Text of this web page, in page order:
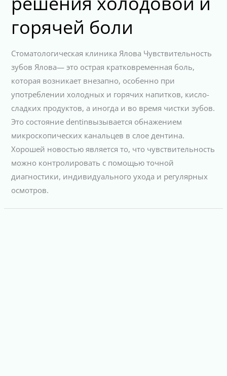
горячей боли
Стоматологическая клиника Ялова Чувствительность
зубов Ялова— это острая кратковременная боль,
которая возникает внезапно, особенно при
употреблении холодных и горячих напитков, кисло-
сладких продуктов, а иногда и во время чистки зубов.
Это состояние dentinвызывается обнажением
микроскопических канальцев в слое дентина.
Хорошей новостью является то, что чувствительность
можно контролировать с помощью точной
диагностики, индивидуального ухода и регулярных
осмотров.